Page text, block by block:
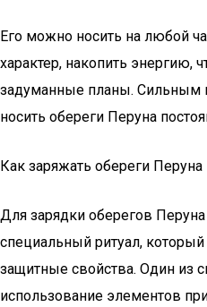
Его можно носить на любой
характер, накопить энергию,
задуманные планы. Сильным
носить обереги Перуна
Как заряжать обереги Перуна
Для зарядки оберегов
специальный ритуал,
защитные свойства. Один из
использование элементов